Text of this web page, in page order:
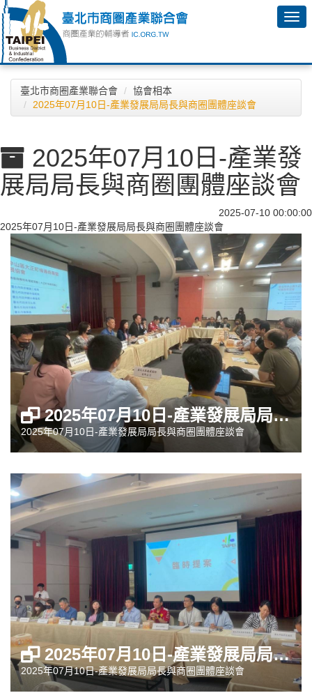
臺北市商圈產業聯合會
協會相本
2025年07月10日-產業發展局局長與商圈團體座談會
2025年07月10日-產業發
展局局長與商圈團體座談會
2025-07-10 00:00:00
2025年07月10日-產業發展局局長與商圈團體座談會
2025年07月10日-產業發展局局長與商圈團體座談會
2025年07月10日-產業發展局局長與商圈團體座談會
2025年07月10日-產業發展局局長與商圈團體座談會
2025年07月10日-產業發展局局長與商圈團體座談會